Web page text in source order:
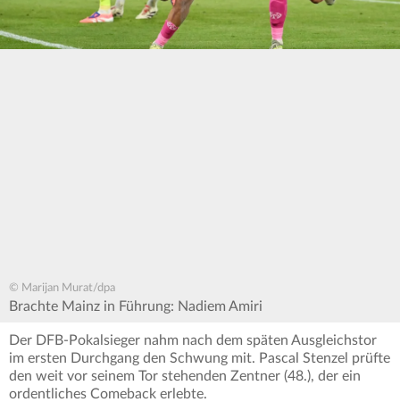
© Marijan Murat/dpa
Brachte Mainz in Führung: Nadiem Amiri
Der DFB-Pokalsieger nahm nach dem späten Ausgleichstor
im ersten Durchgang den Schwung mit. Pascal Stenzel prüfte
den weit vor seinem Tor stehenden Zentner (48.), der ein
ordentliches Comeback erlebte.